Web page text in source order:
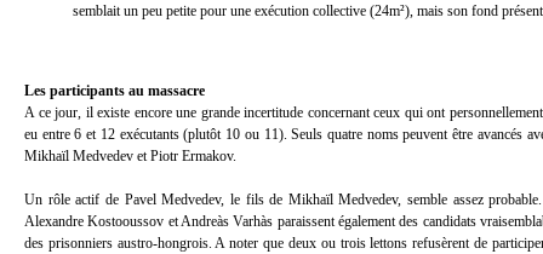
semblait un peu petite pour une exécution collective (24m²), mais son fond
Les participants au massacre
A ce jour, il existe encore une grande incertitude concernant ceux qui ont
eu entre 6 et 12 exécutants (plutôt 10 ou 11). Seuls quatre noms peuvent être avancés
Mikhaïl Medvedev et Piotr Ermakov.
Un rôle actif de Pavel Medvedev, le fils de Mikhaïl Medvedev, semble assez
Alexandre Kostooussov et Andreàs Varhàs paraissent également des candidats
des prisonniers austro-hongrois. A noter que deux ou trois lettons refusèrent de